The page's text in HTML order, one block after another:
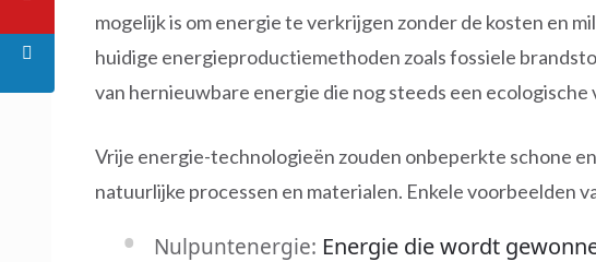
mogelijk is om energie te verkrijgen zonder de kosten en
huidige energieproductiemethoden zoals fossiele
van hernieuwbare energie die nog steeds een
Vrije energie-technologieën zouden onbeperkte schone
natuurlijke processen en materialen. Enkele voorbeelden
Nulpuntenergie: Energie die wordt